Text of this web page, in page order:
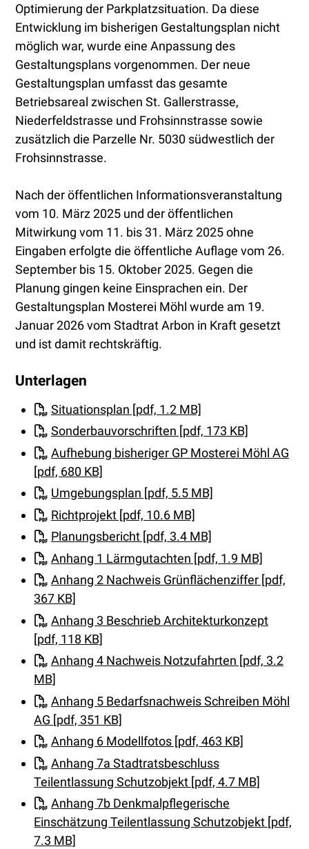
Optimierung der Parkplatzsituation. Da diese
Entwicklung im bisherigen Gestaltungsplan nicht
möglich war, wurde eine Anpassung des
Gestaltungsplans vorgenommen. Der neue
Gestaltungsplan umfasst das gesamte
Betriebsareal zwischen St. Gallerstrasse,
Niederfeldstrasse und Frohsinnstrasse sowie
zusätzlich die Parzelle Nr. 5030 südwestlich der
Frohsinnstrasse.
Nach der öffentlichen Informationsveranstaltung
vom 10. März 2025 und der öffentlichen
Mitwirkung vom 11. bis 31. März 2025 ohne
Eingaben erfolgte die öffentliche Auflage vom 26.
September bis 15. Oktober 2025. Gegen die
Planung gingen keine Einsprachen ein. Der
Gestaltungsplan Mosterei Möhl wurde am 19.
Januar 2026 vom Stadtrat Arbon in Kraft gesetzt
und ist damit rechtskräftig.
Unterlagen
Situationsplan [pdf, 1.2 MB]
Sonderbauvorschriften [pdf, 173 KB]
Aufhebung bisheriger GP Mosterei Möhl AG
[pdf, 680 KB]
Umgebungsplan [pdf, 5.5 MB]
Richtprojekt [pdf, 10.6 MB]
Planungsbericht [pdf, 3.4 MB]
Anhang 1 Lärmgutachten [pdf, 1.9 MB]
Anhang 2 Nachweis Grünflächenziffer [pdf,
367 KB]
Anhang 3 Beschrieb Architekturkonzept
[pdf, 118 KB]
Anhang 4 Nachweis Notzufahrten [pdf, 3.2
MB]
Anhang 5 Bedarfsnachweis Schreiben Möhl
AG [pdf, 351 KB]
Anhang 6 Modellfotos [pdf, 463 KB]
Anhang 7a Stadtratsbeschluss
Teilentlassung Schutzobjekt [pdf, 4.7 MB]
Anhang 7b Denkmalpflegerische
Einschätzung Teilentlassung Schutzobjekt [pdf,
7.3 MB]